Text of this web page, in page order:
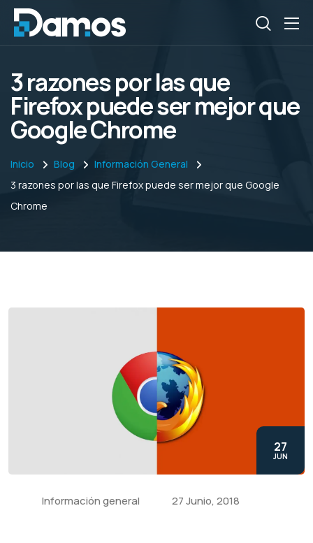
3 razones por las que
Firefox puede ser mejor que
Google Chrome
Inicio Blog
Información General
3 razones por las que Firefox puede ser mejor que Google
Chrome
27
JUN
Información general 27 Junio, 2018